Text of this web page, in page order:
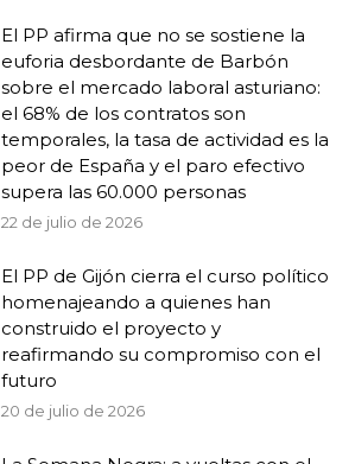
El PP afirma que no se sostiene la
euforia desbordante de Barbón
sobre el mercado laboral asturiano:
el 68% de los contratos son
temporales, la tasa de actividad es la
peor de España y el paro efectivo
supera las 60.000 personas
22 de julio de 2026
El PP de Gijón cierra el curso político
homenajeando a quienes han
construido el proyecto y
reafirmando su compromiso con el
futuro
20 de julio de 2026